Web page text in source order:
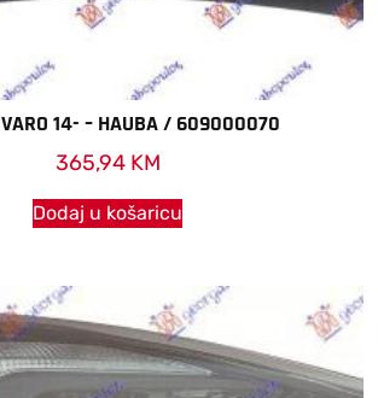
14- – HAUBA / 609000070
365,94 KM
Dodaj u košaricu